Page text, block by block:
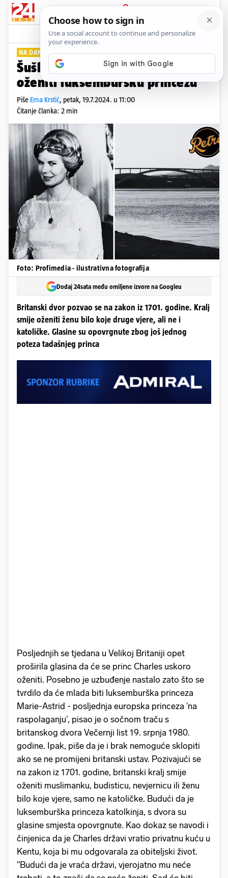
PRIJAVA
Lifestyle Komentari
NA DANAŠNJI DAN
Šuškalo se da bi Charles mogao
oženiti luksemburšku princezu
Piše Ema Krstić, petak, 19.7.2024. u 11:00
Čitanje članka: 2 min
Foto: Profimedia - ilustrativna fotografija
Dodaj 24sata među omiljene izvore na Googleu
Britanski dvor pozvao se na zakon iz 1701. godine. Kralj
smije oženiti ženu bilo koje druge vjere, ali ne i
katoličke. Glasine su opovrgnute zbog još jednog
poteza tadašnjeg princa
Posljednjih se tjedana u Velikoj Britaniji opet
proširila glasina da će se princ Charles uskoro
oženiti. Posebno je uzbuđenje nastalo zato što se
tvrdilo da će mlada biti luksemburška princeza
Marie-Astrid - posljednja europska princeza 'na
raspolaganju', pisao je o sočnom traču s
britanskog dvora Večernji list 19. srpnja 1980.
godine. Ipak, piše da je i brak nemoguće sklopiti
ako se ne promijeni britanski ustav. Pozivajući se
na zakon iz 1701. godine, britanski kralj smije
oženiti muslimanku, budisticu, nevjernicu ili ženu
bilo koje vjere, samo ne katoličke. Budući da je
luksemburška princeza katolkinja, s dvora su
glasine smjesta opovrgnute. Kao dokaz se navodi i
činjenica da je Charles državi vratio privatnu kuću u
Kentu, koja bi mu odgovarala za obiteljski život.
"Budući da je vraća državi, vjerojatno mu neće